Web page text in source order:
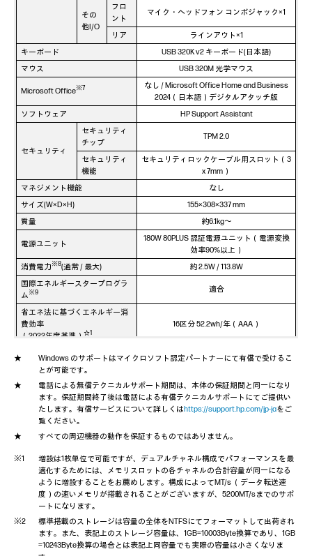
その
他I/O
フロ
ント
マイク・ヘッドフォン コンボジャック×1
リア
ラインアウト×1
キーボード
USB 320K v2 キーボード(日本語)
マウス
USB 320M 光学マウス
Microsoft Office※7
なし / Microsoft Office Home and Business
2024（日本語）デジタルアタッチ版
ソフトウェア
HP Support Assistant
セキュリティ
セキュリティ
チップ
TPM 2.0
セキュリティ
機能
セキュリティロックケーブル用スロット（3
x 7mm）
マネジメント機能
なし
サイズ(W×D×H)
155×308×337 mm
質量
約6.1kg～
電源ユニット
180W 80PLUS 認証電源ユニット（電源変換
効率90%以上）
消費電力※8(通常 / 最大)
約 2.5W / 113.8W
国際エネルギースタープログラ
ム※9 適合
省エネ法に基づくエネルギー消
費効率
（2022年度基準） ☆1
16区分 52.2wh/年（AAA）
各種規格適合
RoHS指令、J-Moss（JIS C0950）
、PC
グリーンラベル(★★★ V14) ☆3
PCリサイクル なし/あり
付属品
保証規定(サービスおよびサポートを受ける
には)、クイックセットアップ、
1年保証（1年間翌営業日オンサイト対応、1
Windows のサポートはマイクロソフト認定パートナーにて有償で受けるこ
とが可能です。
電話による無償テクニカルサポート期間は、本体の保証期間と同一になり
ます。保証期間終了後は電話による有償テクニカルサポートにてご提供い
たします。有償サービスについて詳しくはhttps://support.hp.com/jp-jaをご
覧ください。
すべての周辺機器の動作を保証するものではありません。
増設は1枚単位で可能ですが、デュアルチャネル構成でパフォーマンスを最
適化するためには、メモリスロットの各チャネルの合計容量が同一になる
ように増設することをお薦めします。構成によってMT/s （データ転送速
度）の速いメモリが搭載されることがございますが、5200MT/sまでのサポ
ートになります。
標準搭載のストレージは容量の全体をNTFSにてフォーマットして出荷され
ます。また、表記上のストレージ容量は、1GB=10003Byte換算であり、1GB
=10243Byte換算の場合とは表記上同容量でも実際の容量は小さくなりま